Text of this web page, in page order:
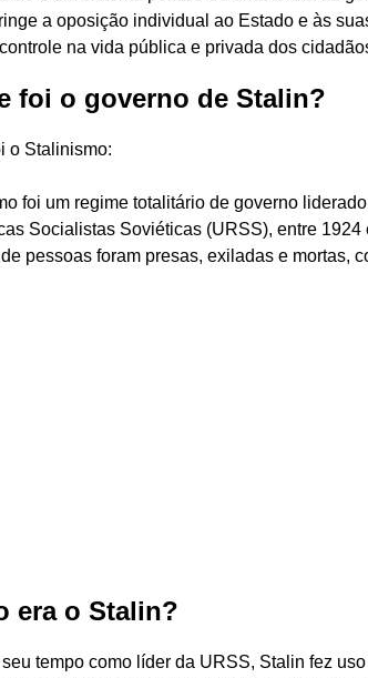
a oposição individual ao Estado e às
na vida pública e privada dos
foi o governo de Stalin?
o Stalinismo:
foi um regime totalitário de governo
Socialistas Soviéticas (URSS), entre
pessoas foram presas, exiladas e mortas,
era o Stalin?
seu tempo como líder da URSS, Stalin fez